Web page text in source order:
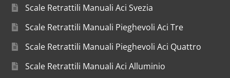
Scale Retrattili Manuali Aci Svezia
Scale Retrattili Manuali Pieghevoli Aci Tre
Scale Retrattili Manuali Pieghevoli Aci Quattro
Scale Retrattili Manuali Aci Alluminio